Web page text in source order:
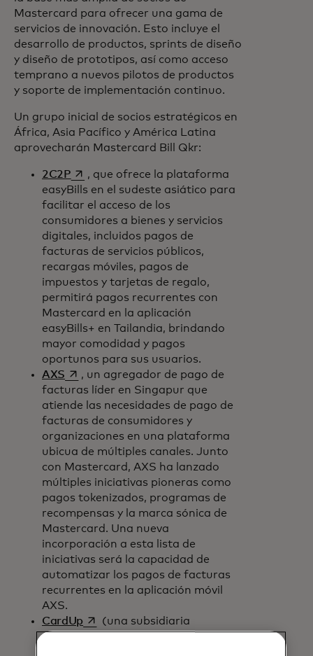
Mastercard para ofrecer una gama de
servicios de innovación. Esto incluye el
desarrollo de productos, sprints de diseño
y diseño de prototipos, así como acceso
temprano a nuevos pilotos de productos
y soporte de implementación continuo.
Un grupo inicial de socios estratégicos en
África, Asia Pacífico y América Latina
aprovecharán Mastercard Bill Qkr:
2C2Pse abre en una pestaña nueva
, que ofrece la plataforma
easyBills en el sudeste asiático para
facilitar el acceso de los
consumidores a bienes y servicios
digitales, incluidos pagos de
facturas de servicios públicos,
recargas móviles, pagos de
impuestos y tarjetas de regalo,
permitirá pagos recurrentes con
Mastercard en la aplicación
easyBills+ en Tailandia, brindando
mayor comodidad y pagos
oportunos para sus usuarios.
AXS se abre en una pestaña nueva
, un agregador de pago de
facturas líder en Singapur que
atiende las necesidades de pago de
facturas de consumidores y
organizaciones en una plataforma
ubicua de múltiples canales. Junto
con Mastercard, AXS ha lanzado
múltiples iniciativas pioneras como
pagos tokenizados, programas de
recompensas y la marca sónica de
Mastercard. Una nueva
incorporación a esta lista de
iniciativas será la capacidad de
automatizar los pagos de facturas
recurrentes en la aplicación móvil
AXS.
CardUp se abre en una pestaña nueva
(una subsidiaria
de
se abre en una pestaña nueva